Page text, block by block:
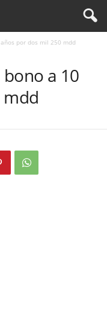
por dos mil 250 mdd
a 10
mdd